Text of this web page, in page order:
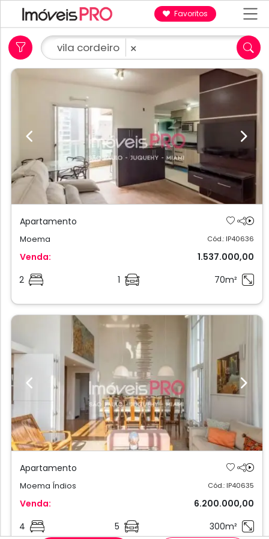
Favoritos
vila cordeiro ×
Previous Next
Apartamento
Moema Cód.: IP40636
Venda:
1.537.000,00
2
1 70m²
Previous Next
Apartamento
Moema Índios Cód.: IP40635
Venda:
6.200.000,00
4
5 300m²